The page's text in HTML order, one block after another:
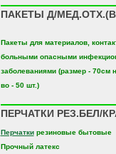
ПАКЕТЫ Д/
Пакеты для материалов,
больными опасными
заболеваниями (размер - 70см
во - 50 шт.)
ПЕРЧАТКИ РЕЗ.БЕЛ/
Перчаткирезиновые бытовые
Прочный латекс